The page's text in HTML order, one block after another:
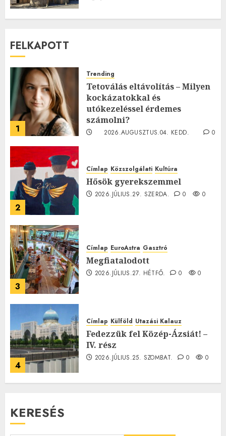
FELKAPOTT
1
Trending
Tetoválás eltávolítás – Milyen
kockázatokkal és
utókezeléssel érdemes
számolni?
2026.AUGUSZTUS.04. KEDD.
0
2
Címlap Közszolgálati Kultúra
Hősök gyerekszemmel
2026.JÚLIUS.29. SZERDA. 0 0
3
Címlap EuroAstra Gasztró
Megfiatalodott
2026.JÚLIUS.27. HÉTFŐ. 0 0
4
Címlap Külföld Utazási Kalauz
Fedezzük fel Közép-Ázsiát! –
IV. rész
2026.JÚLIUS.25. SZOMBAT. 0 0
KERESÉS